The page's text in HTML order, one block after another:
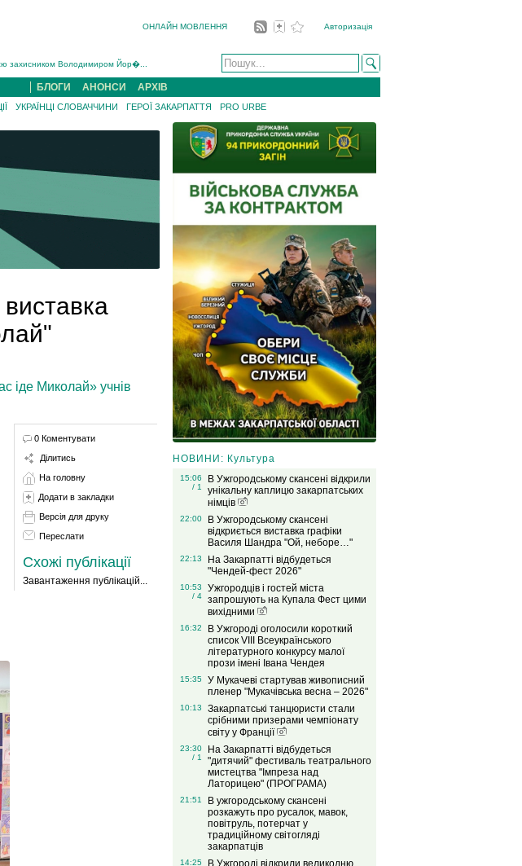
ОНЛАЙН МОВЛЕННЯ Авторизація
обвинуваченням у катув...
Югасом, який два роки �...
Юліана Гербея (ФОТО)[/gree...
(ФОТО)...
13 людей (ФОТО)...
за обвинувачен...
БЛОГИ АНОНСИ АРХІВ
УКРАЇНЦІ СЛОВАЧЧИНИ ГЕРОЇ ЗАКАРПАТТЯ PRO URBE
іде Миколай» учнів
0 Коментувати
Ділитись
На головну
Додати в закладки
Версія для друку
Переслати
Схожі публікації
Завантаження публікацій...
НОВИНИ: Культура
15:06
/ 1
В Ужгородському скансені відкрили
унікальну каплицю закарпатських
німців
22:00
В Ужгородському скансені
відкриється виставка графіки
Василя Шандра "Ой, неборе…"
22:13
На Закарпатті відбудеться
"Чендей-фест 2026"
10:53
/ 4
Ужгородців і гостей міста
запрошують на Купала Фест цими
вихідними
16:32
В Ужгороді оголосили короткий
список VIІІ Всеукраїнського
літературного конкурсу малої
прози імені Івана Чендея
15:35
У Мукачеві стартував живописний
пленер "Мукачівська весна – 2026"
10:13
Закарпатські танцюристи стали
срібними призерами чемпіонату
світу у Франції
23:30
/ 1
На Закарпатті відбудеться
"дитячий" фестиваль театрального
мистецтва "Імпреза над
Латорицею" (ПРОГРАМА)
21:51
В ужгородському скансені
розкажуть про русалок, мавок,
повітруль, потерчат у
традиційному світогляді
закарпатців
14:25